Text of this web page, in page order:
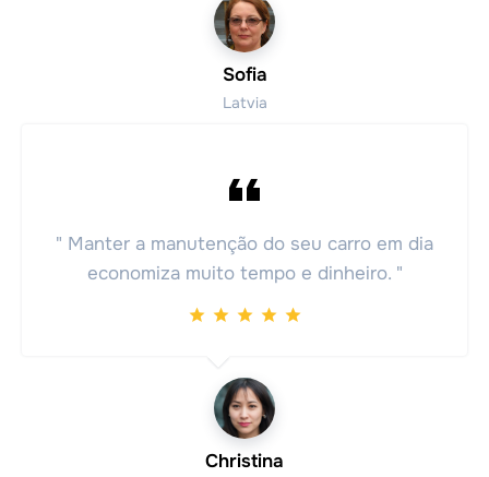
Sofia
Latvia
" Manter a manutenção do seu carro em dia
economiza muito tempo e dinheiro. "
Christina